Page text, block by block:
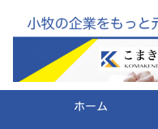
ホーム